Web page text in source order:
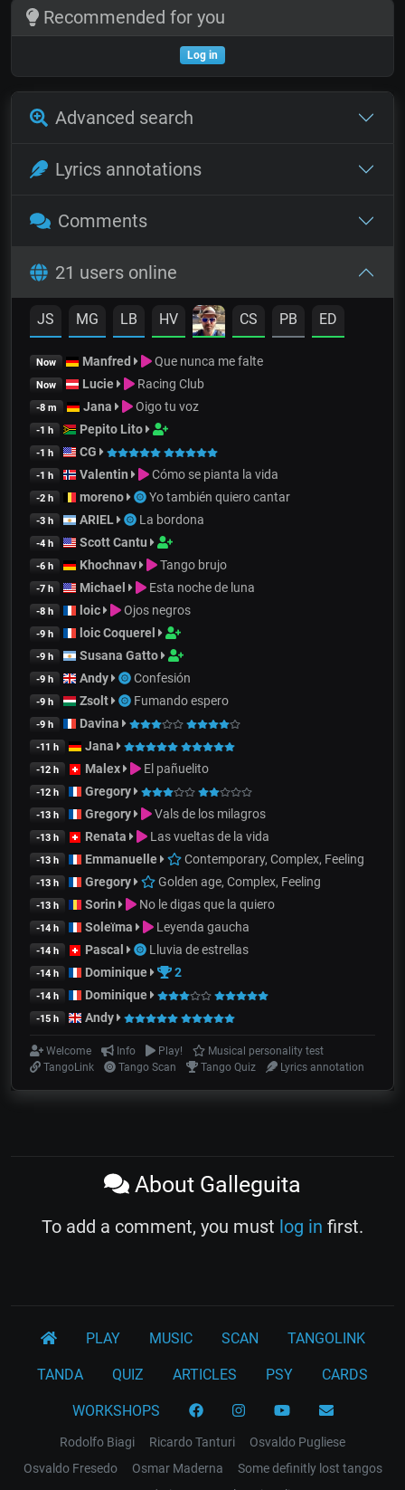
Recommended for you
Log in
Advanced search
Lyrics annotations
Comments
21 users online
JS MG LB HV CS PB ED
Now Manfred Que nunca me falte
Now Lucie Racing Club
-8 m Jana Oigo tu voz
-1 h Pepito Lito
-1 h CG
-1 h Valentin Cómo se pianta la vida
-2 h moreno Yo también quiero cantar
-3 h ARIEL La bordona
-4 h Scott Cantu
-6 h Khochnav Tango brujo
-7 h Michael Esta noche de luna
-8 h loic Ojos negros
-9 h loic Coquerel
-9 h Susana Gatto
-9 h Andy Confesión
-9 h Zsolt Fumando espero
-9 h Davina
-11 h Jana
-12 h Malex El pañuelito
-12 h Gregory
-13 h Gregory Vals de los milagros
-13 h Renata Las vueltas de la vida
-13 h Emmanuelle Contemporary, Complex, Feeling
-13 h Gregory Golden age, Complex, Feeling
-13 h Sorin No le digas que la quiero
-14 h Soleïma Leyenda gaucha
-14 h Pascal Lluvia de estrellas
-14 h Dominique 2
-14 h Dominique
-15 h Andy
Welcome Info Play!
Musical personality test
TangoLink
Tango Scan Tango Quiz Lyrics annotation
About Galleguita
To add a comment, you must log in first.
PLAY MUSIC SCAN TANGOLINK
TANDA QUIZ ARTICLES PSY CARDS
WORKSHOPS
Rodolfo Biagi Ricardo Tanturi
Osvaldo Pugliese
Osvaldo Fresedo
Osmar Maderna
Some definitly lost tangos